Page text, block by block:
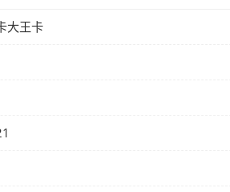
大王卡